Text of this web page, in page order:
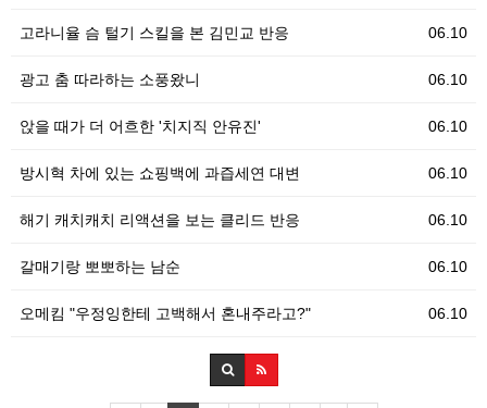
06.10
고라니율 슴 털기 스킬을 본 김민교 반응
06.10
광고 춤 따라하는 소풍왔니
06.10
앉을 때가 더 어흐한 '치지직 안유진'
06.10
방시혁 차에 있는 쇼핑백에 과즙세연 대변
06.10
해기 캐치캐치 리액션을 보는 클리드 반응
06.10
갈매기랑 뽀뽀하는 남순
06.10
오메킴 "우정잉한테 고백해서 혼내주라고?"